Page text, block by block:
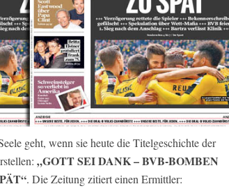
geht, wenn sie heute die Titelgeschichte der
„GOTT SEI DANK – BVB-BOMBEN
. Die Zeitung zitiert einen Ermittler: